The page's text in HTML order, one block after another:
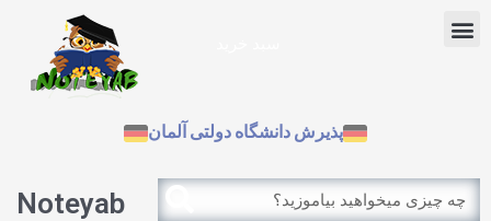
Menu
پذیرش دانشگاه دولتی آلمان
Search
Search
Noteyab